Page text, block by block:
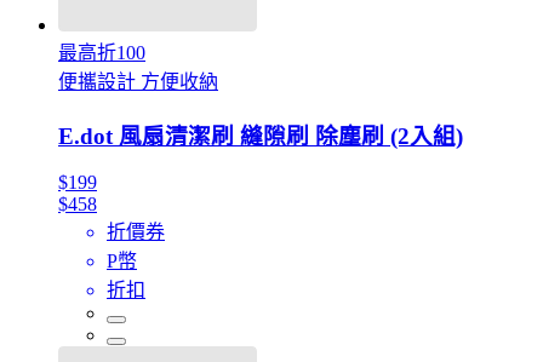
最高折100
便攜設計 方便收納
E.dot 風扇清潔刷 縫隙刷 除塵刷 (2入組)
$199
$458
折價券
P幣
折扣